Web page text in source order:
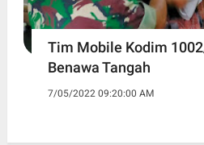
Tim Mobile Kodim
Benawa Tangah
7/05/2022 09:20:00 AM